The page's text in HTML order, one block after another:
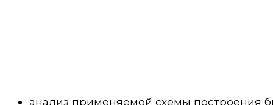
анализ применяемой схемы построения